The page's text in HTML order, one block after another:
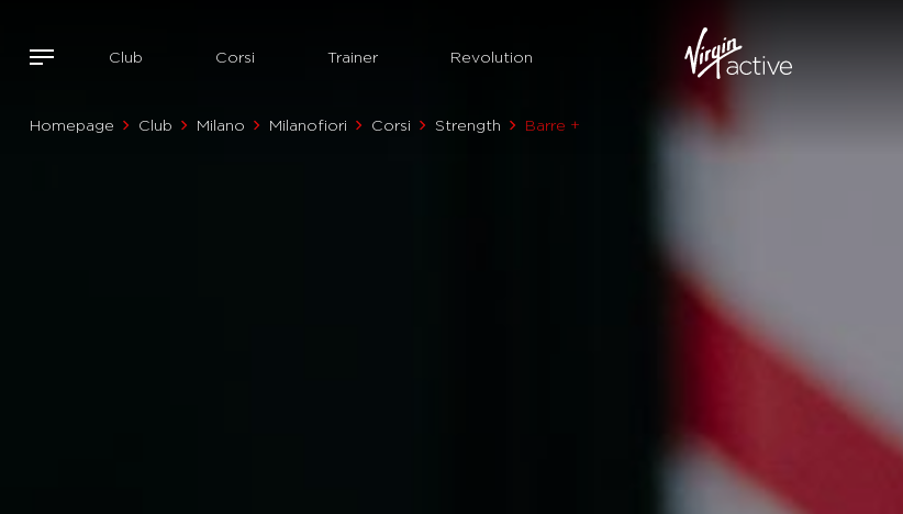
Club Corsi Trainer Revolution
Homepage Club Milano Milanofiori Corsi Strength Barre +